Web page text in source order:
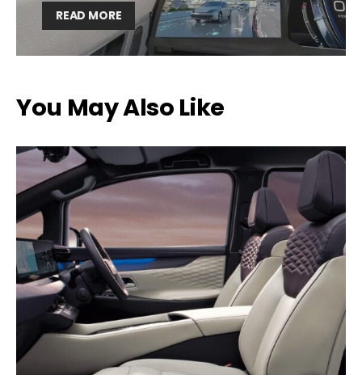
READ MORE
You May Also Like